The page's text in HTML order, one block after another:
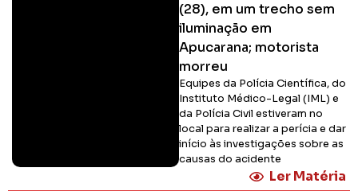
(28), em um trecho sem
iluminação em
Apucarana; motorista
morreu
Equipes da Polícia Científica, do
Instituto Médico-Legal (IML) e
da Polícia Civil estiveram no
local para realizar a perícia e dar
início às investigações sobre as
causas do acidente
Ler Matéria